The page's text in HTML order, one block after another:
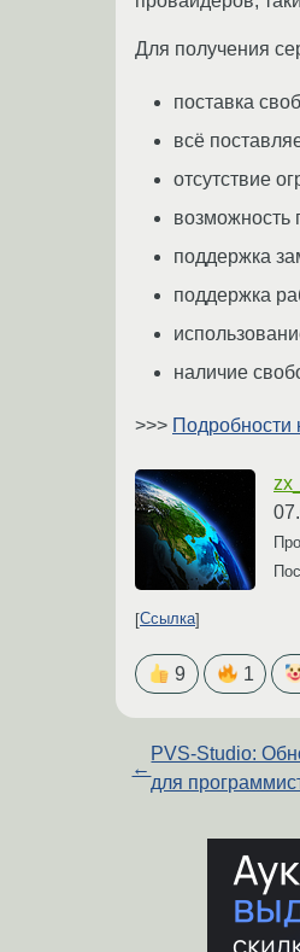
Для получения
поставка
всё
отсутствие
возможность
поддержка
поддержка
наличие
>>> Подробности
Ссылка
9 1
←
PVS-Studio:
для